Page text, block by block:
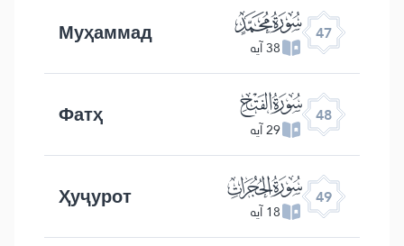
47 ﯜ
38 آیه Муҳаммад
48 ﯝ
29 آیه Фатҳ
49 ﯞ
18 آیه Ҳуҷурот